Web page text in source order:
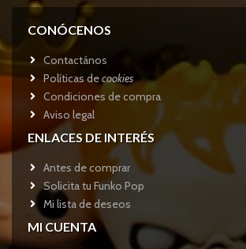
CONÓCENOS
Contactános
Políticas decookies
Condiciones de compra
Aviso legal
ENLACES DE INTERÉS
Antes de comprar
Solicita tu Funko Pop
Mi lista de deseos
MI CUENTA